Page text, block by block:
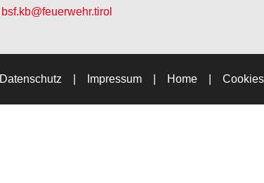
bsf.kb@feuerwehr.tirol
Datenschutz Impressum Home Cookies